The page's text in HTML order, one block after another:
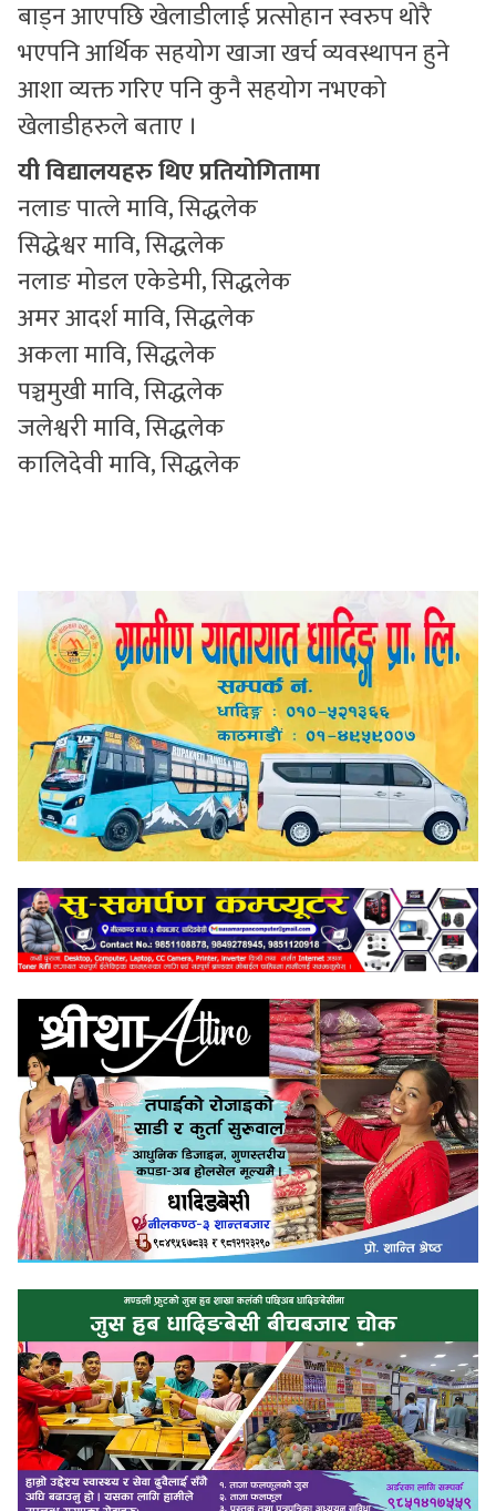
बाड्न आएपछि खेलाडीलाई प्रत्सोहान स्वरुप थोरै
भएपनि आर्थिक सहयोग खाजा खर्च व्यवस्थापन हुने
आशा व्यक्त गरिए पनि कुनै सहयोग नभएको
खेलाडीहरुले बताए ।
यी विद्यालयहरु थिए प्रतियोगितामा
नलाङ पात्ले मावि, सिद्धलेक
सिद्धेश्वर मावि, सिद्धलेक
नलाङ मोडल एकेडेमी, सिद्धलेक
अमर आदर्श मावि, सिद्धलेक
अकला मावि, सिद्धलेक
पञ्चमुखी मावि, सिद्धलेक
जलेश्वरी मावि, सिद्धलेक
कालिदेवी मावि, सिद्धलेक